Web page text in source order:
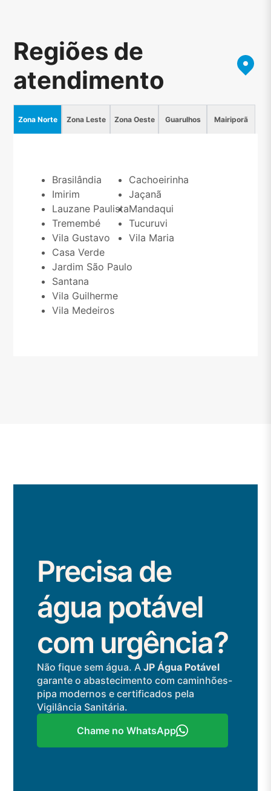
Regiões de
atendimento
Zona Norte Zona Leste Zona Oeste Guarulhos Mairiporã
Brasilândia
Imirim
Lauzane Paulista
Tremembé
Vila Gustavo
Cachoeirinha
Jaçanã
Mandaqui
Tucuruvi
Vila Maria
Casa Verde
Jardim São Paulo
Santana
Vila Guilherme
Vila Medeiros
Precisa de
água potável
com urgência?
Não fique sem água. A JP Água Potável
garante o abastecimento com caminhões-
pipa modernos e certificados pela
Vigilância Sanitária.
Chame no WhatsApp